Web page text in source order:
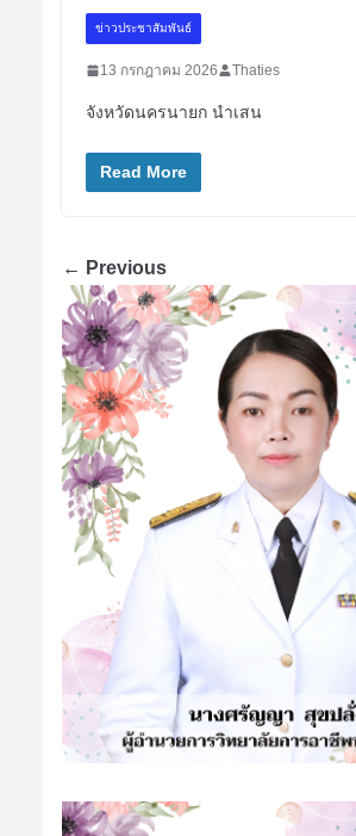
ข่าวประชาสัมพันธ์
13 กรกฎาคม 2026 Thaties
จังหวัดนครนายก นำเสน
Read More
← Previous